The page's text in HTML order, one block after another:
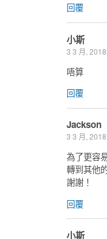
回覆
小斯
3 3 月, 2018
唔算
回覆
Jackson
3 3 月, 2018
為了更容
轉到其他
謝謝！
回覆
小斯